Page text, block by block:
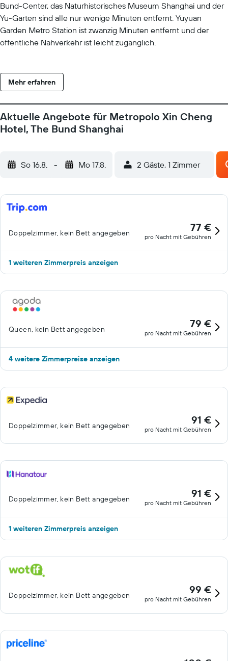
Bund-Center, das Naturhistorisches Museum Shanghai und der
Yu-Garten sind alle nur wenige Minuten entfernt. Yuyuan
Garden Metro Station ist zwanzig Minuten entfernt und der
öffentliche Nahverkehr ist leicht zugänglich.
Mehr erfahren
Aktuelle Angebote für Metropolo Xin Cheng
Hotel, The Bund Shanghai
So 16.8. - Mo 17.8. 2 Gäste, 1 Zimmer
Doppelzimmer, kein Bett angegeben 77 €
pro Nacht mit Gebühren
1 weiteren Zimmerpreis anzeigen
Queen, kein Bett angegeben 79 €
pro Nacht mit Gebühren
4 weitere Zimmerpreise anzeigen
Doppelzimmer, kein Bett angegeben 91 €
pro Nacht mit Gebühren
Doppelzimmer, kein Bett angegeben 91 €
pro Nacht mit Gebühren
1 weiteren Zimmerpreis anzeigen
Doppelzimmer, kein Bett angegeben 99 €
pro Nacht mit Gebühren